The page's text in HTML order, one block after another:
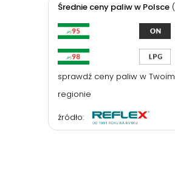
Średnie ceny paliw w Polsce
sprawdź ceny paliw w Twoim
regionie
źródło: